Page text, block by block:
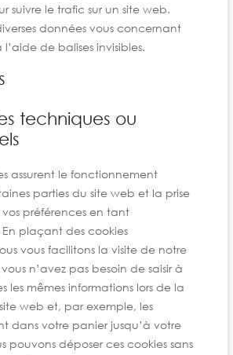
suivre le trafic sur un site web.
données vous concernant
l’aide de balises invisibles.
techniques ou
assurent le fonctionnement
parties du site web et la prise
préférences en tant
plaçant des cookies
vous facilitons la visite de notre
n’avez pas besoin de saisir à
les mêmes informations lors de la
web et, par exemple, les
dans votre panier jusqu’à votre
pouvons déposer ces cookies sans